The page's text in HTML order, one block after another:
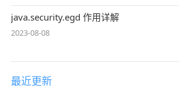
java.security.egd 作用详解
2023-08-08
最近更新